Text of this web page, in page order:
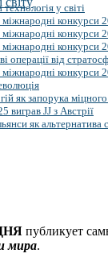
у світі
міжнародні конкурси
міжнародні конкурси
міжнародні конкурси
операції від
міжнародні конкурси
як запорука
виграв JJ з Австрії
як
публикует
мира.